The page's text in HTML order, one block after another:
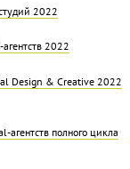
2022
2022
Design & Creative 2022
агентств полного цикла